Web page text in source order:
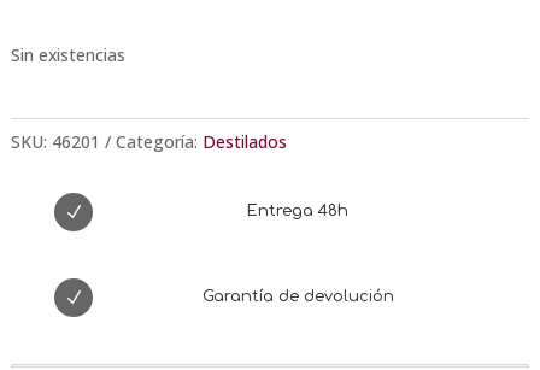
Sin existencias
SKU: 46201 Categoría: Destilados
N Entrega 48h
N Garantía de devolución